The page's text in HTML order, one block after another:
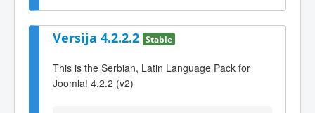
Versija 4.2.2.2 Stable
This is the Serbian, Latin Language Pack for
Joomla! 4.2.2 (v2)